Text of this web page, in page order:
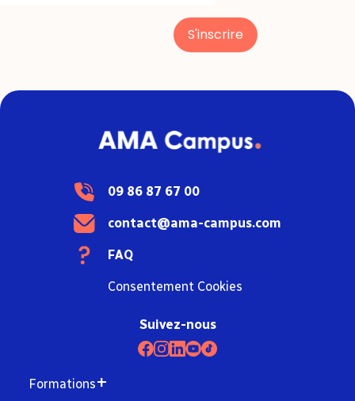
S'inscrire
09 86 87 67 00
contact@ama-campus.com
FAQ
Consentement Cookies
Suivez-nous
Formations